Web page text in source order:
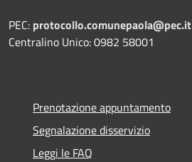
PEC: protocollo.comunepaola@pec.it
Centralino Unico: 0982 58001
Prenotazione appuntamento
Segnalazione disservizio
Leggi le FAQ